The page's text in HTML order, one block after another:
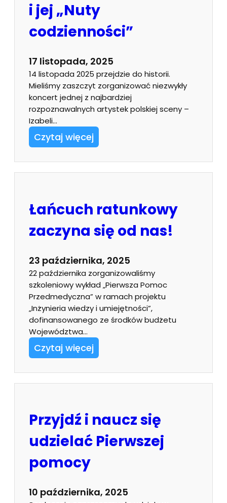
i jej „Nuty
codzienności”
17 listopada, 2025
14 listopada 2025 przejdzie do historii.
Mieliśmy zaszczyt zorganizować niezwykły
koncert jednej z najbardziej
rozpoznawalnych artystek polskiej sceny –
Izabeli…
Czytaj więcej
Łańcuch ratunkowy
zaczyna się od nas!
23 października, 2025
22 października zorganizowaliśmy
szkoleniowy wykład „Pierwsza Pomoc
Przedmedyczna” w ramach projektu
„Inżynieria wiedzy i umiejętności”,
dofinansowanego ze środków budżetu
Województwa…
Czytaj więcej
Przyjdź i naucz się
udzielać Pierwszej
pomocy
10 października, 2025